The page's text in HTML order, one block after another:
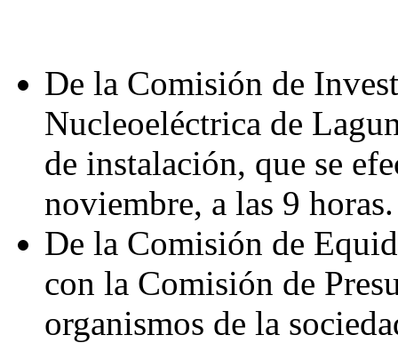
De la Comisión de
Nucleoeléctrica de
de instalación, que se
noviembre, a las 9 horas.
De la Comisión de
con la Comisión de
organismos de la